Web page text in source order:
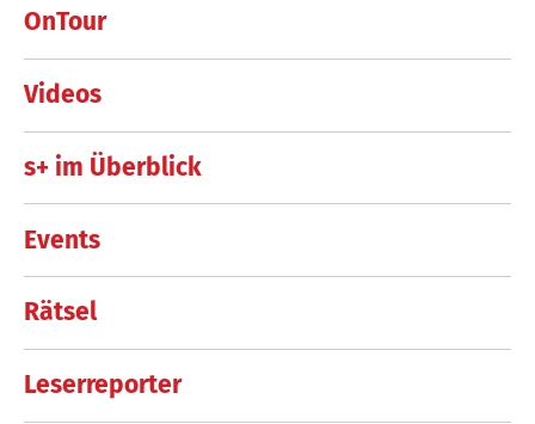
OnTour
Videos
s+ im Überblick
Events
Rätsel
Leserreporter